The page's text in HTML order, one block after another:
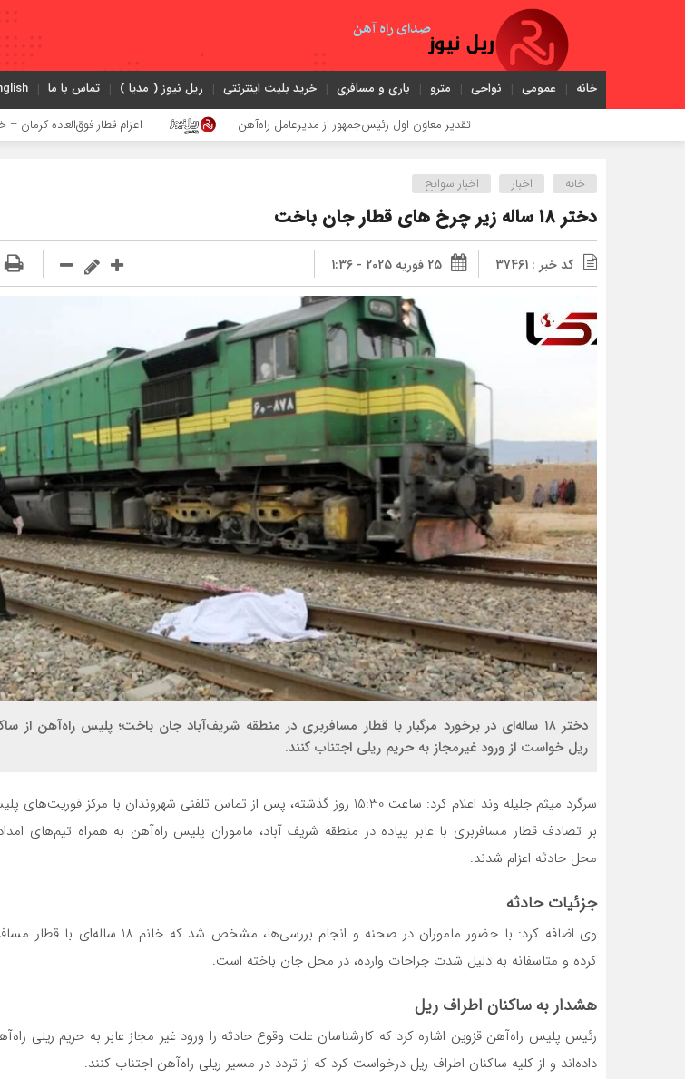
خانه عمومی نواحی مترو باری و مسافری خرید بلیت اینترنتی ریل نیوز ( مدیا ) تماس با ما
تقدیر معاون اول رئیس‌جمهور از مدیرعامل راه‌آهن اعزام قطار فوق‌العاده کرمان – خرمشهر
خانه اخبار اخبار سوانح
دختر 18 ساله زیر چرخ های قطار جان باخت
کد خبر : 37461 25 فوریه 2025 - 1:36
دختر ۱۸ ساله‌ای در برخورد مرگبار با قطار مسافربری در منطقه شریف‌آباد جان باخت؛ پلیس راه‌آهن از
ریل خواست از ورود غیرمجاز به حریم ریلی اجتناب کنند.
بر تصادف قطار مسافربری با عابر پیاده در منطقه شریف آباد، ماموران پلیس راه‌آهن به همراه تیم‌های
محل حادثه اعزام شدند.
جزئیات حادثه
وی اضافه کرد: با حضور ماموران در صحنه و انجام بررسی‌ها، مشخص شد
کرده و متاسفانه به دلیل شدت جراحات وارده، در محل جان باخته است.
هشدار به ساکنان اطراف ریل
رئیس پلیس راه‌آهن قزوین اشاره کرد که کارشناسان علت وقوع حادثه را ورود غیر مجاز عابر به حریم ریلی
داده‌اند و از کلیه ساکنان اطراف ریل درخواست کرد که از تردد در مسیر ریلی راه‌آهن اجتناب کنند.